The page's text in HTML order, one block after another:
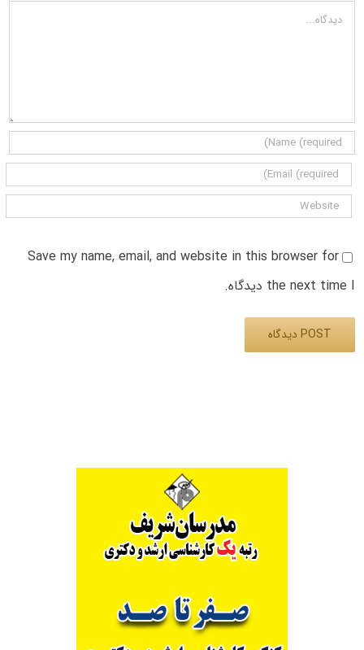
دیدگاه
Save my name, email, and website in this browser for
the next time I دیدگاه.